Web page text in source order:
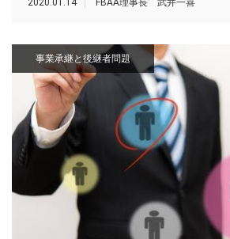
2020.01.14 FBAA理事長 武井一喜
事業承継と後継者問題